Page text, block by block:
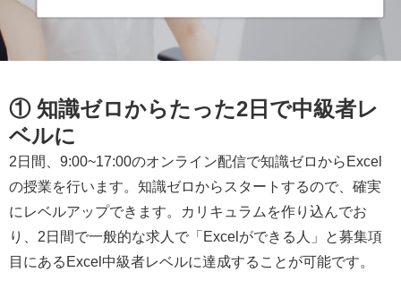
① 知識ゼロからたった2日で中級者レ
ベルに
2日間、9:00~17:00のオンライン配信で知識ゼロからExcel
の授業を行います。知識ゼロからスタートするので、確実
にレベルアップできます。カリキュラムを作り込んでお
り、2日間で一般的な求人で「Excelができる人」と募集項
目にあるExcel中級者レベルに達成することが可能です。